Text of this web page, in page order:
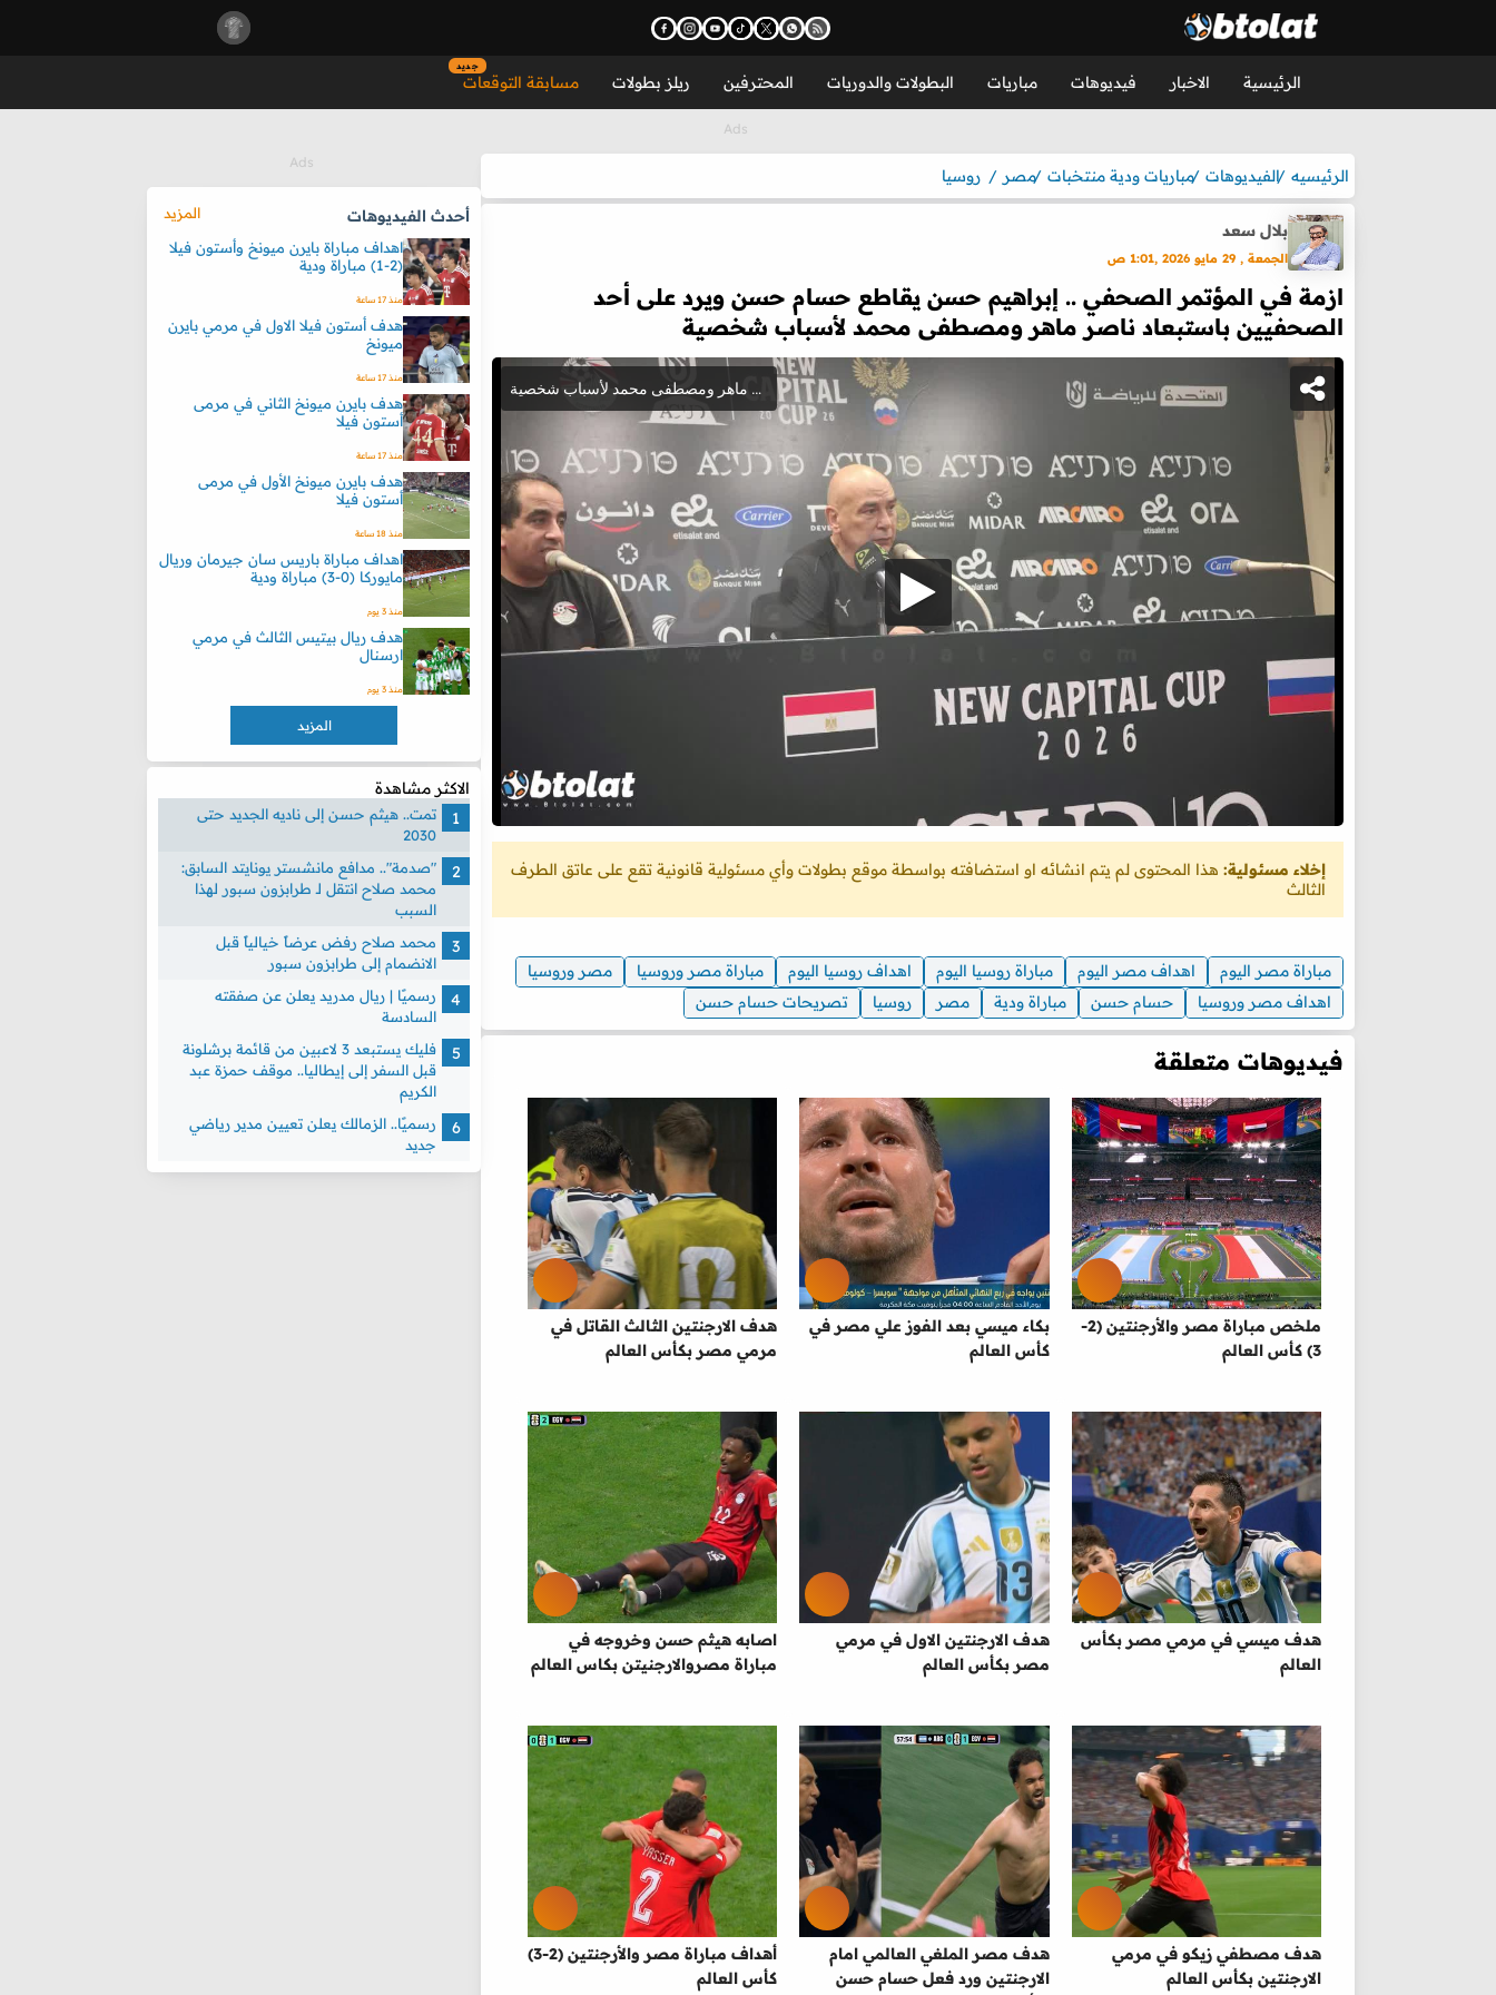
الرئيسية الاخبار فيديوهات مباريات البطولات والدوريات المحترفين ريلز بطولات مسابقة التوقعات
جديد
الرئيسيه الفيديوهات مباريات ودية منتخبات مصر روسيا
بلال سعد
الجمعة , 29 مايو 2026 ,1:01 ص
ازمة في المؤتمر الصحفي .. إبراهيم حسن يقاطع حسام حسن ويرد على أحد
الصحفيين باستبعاد ناصر ماهر ومصطفى محمد لأسباب شخصية
إخلاء مسئولية: هذا المحتوى لم يتم انشائه او استضافته بواسطة موقع بطولات وأي مسئولية قانونية تقع على عاتق الطرف
الثالث
مباراة مصر اليوم اهداف مصر اليوم مباراة روسيا اليوم اهداف روسيا اليوم مباراة مصر وروسيا
مصر وروسيا
اهداف مصر وروسيا
حسام حسن مباراة ودية مصر روسيا تصريحات حسام حسن
فيديوهات متعلقة
ملخص مباراة مصر والأرجنتين (2-
3) كأس العالم
بكاء ميسي بعد الفوز علي مصر في
كأس العالم
هدف الارجنتين الثالث القاتل في
مرمي مصر بكأس العالم
هدف ميسي في مرمي مصر بكأس
العالم
هدف الارجنتين الاول في مرمي
مصر بكأس العالم
اصابه هيثم حسن وخروجه في
مباراة مصروالارجنيتن بكاس العالم
هدف مصطفي زيكو في مرمي
الارجنتين بكأس العالم
هدف مصر الملغي العالمي امام
الارجنتين ورد فعل حسام حسن
أهداف مباراة مصر والأرجنتين (2-3)
كأس العالم
أحدث الفيديوهات
المزيد
اهداف مباراة بايرن ميونخ وأستون فيلا
(2-1) مباراة ودية
منذ 17 ساعة
هدف أستون فيلا الاول في مرمي بايرن
ميونخ
منذ 17 ساعة
هدف بايرن ميونخ الثاني في مرمى
أستون فيلا
منذ 17 ساعة
هدف بايرن ميونخ الأول في مرمى
أستون فيلا
منذ 18 ساعة
اهداف مباراة باريس سان جيرمان وريال
مايوركا (0-3) مباراة ودية
منذ 3 يوم
هدف ريال بيتيس الثالث في مرمي
ارسنال
منذ 3 يوم
المزيد
الاكثر مشاهدة
تمت.. هيثم حسن إلى ناديه الجديد حتى
2030
"صدمة".. مدافع مانشستر يونايتد السابق:
محمد صلاح انتقل لـ طرابزون سبور لهذا
السبب
محمد صلاح رفض عرضاً خيالياً قبل
الانضمام إلى طرابزون سبور
رسميًا | ريال مدريد يعلن عن صفقته
السادسة
فليك يستبعد 3 لاعبين من قائمة برشلونة
قبل السفر إلى إيطاليا.. موقف حمزة عبد
الكريم
رسميًا.. الزمالك يعلن تعيين مدير رياضي
جديد